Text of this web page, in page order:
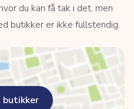
du kan få tak i det, men
butikker er ikke fullstendig.
butikker